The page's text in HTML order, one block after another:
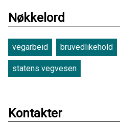
Nøkkelord
vegarbeid bruvedlikehold
statens vegvesen
Kontakter